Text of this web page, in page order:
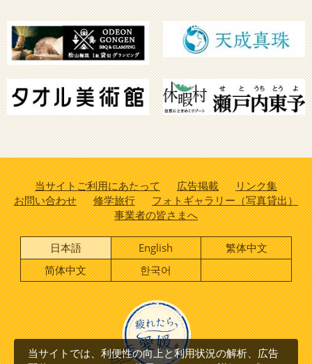
当サイトご利用にあたって 広告掲載
リンク集
お問い合わせ
修学旅行
フォトギャラリー（写真貸出）
事業者の皆さまへ
日本語 English
繁体中文
简体中文
한국어
当サイトでは、利便性の向上と利用状況の解析、広告